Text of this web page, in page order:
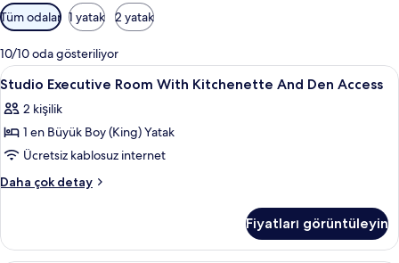
Odalar
için
mevcut
filtreler
Tüm odalar 1 yatak 2 yatak
10/10 oda gösteriliyor
Studio
Executive
Room
With
Kitchenette
And
için
tüm
Odada kasa, masa, güneşlik/perde,
7
Studio Executive Room With Kitchenette And Den Access
2 kişilik
1 en Büyük Boy (King) Yatak
Ücretsiz kablosuz internet
Daha çok detay
Studio
Kitchenette
Fiyatları görüntüleyin